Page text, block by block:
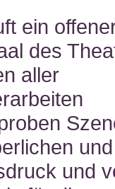
ein
des
aller
und
und